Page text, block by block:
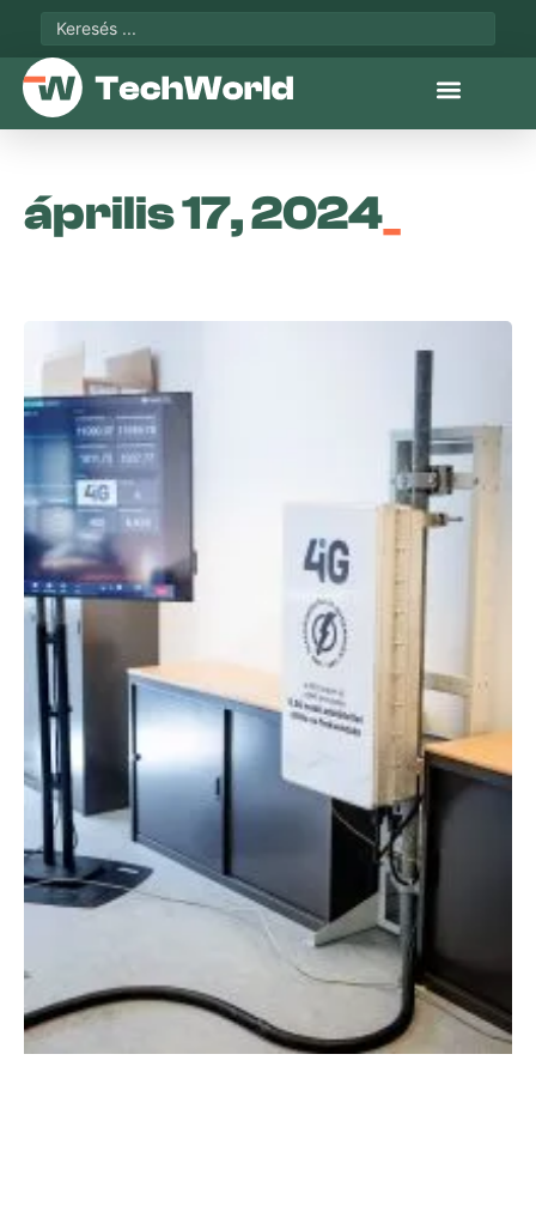
április 17, 2024